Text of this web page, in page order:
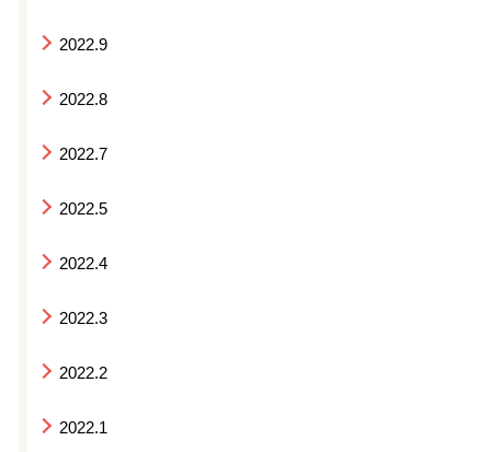
2022.9
2022.8
2022.7
2022.5
2022.4
2022.3
2022.2
2022.1